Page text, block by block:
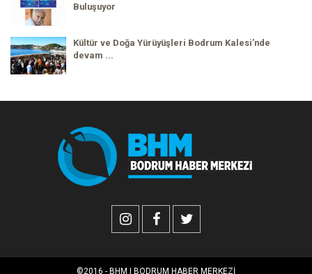
Buluşuyor
Kültür ve Doğa Yürüyüşleri Bodrum Kalesi’nde
devam ...
©2016 - BHM | BODRUM HABER MERKEZİ